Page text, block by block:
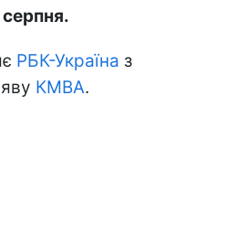
РБК-Україна з
КМВА.